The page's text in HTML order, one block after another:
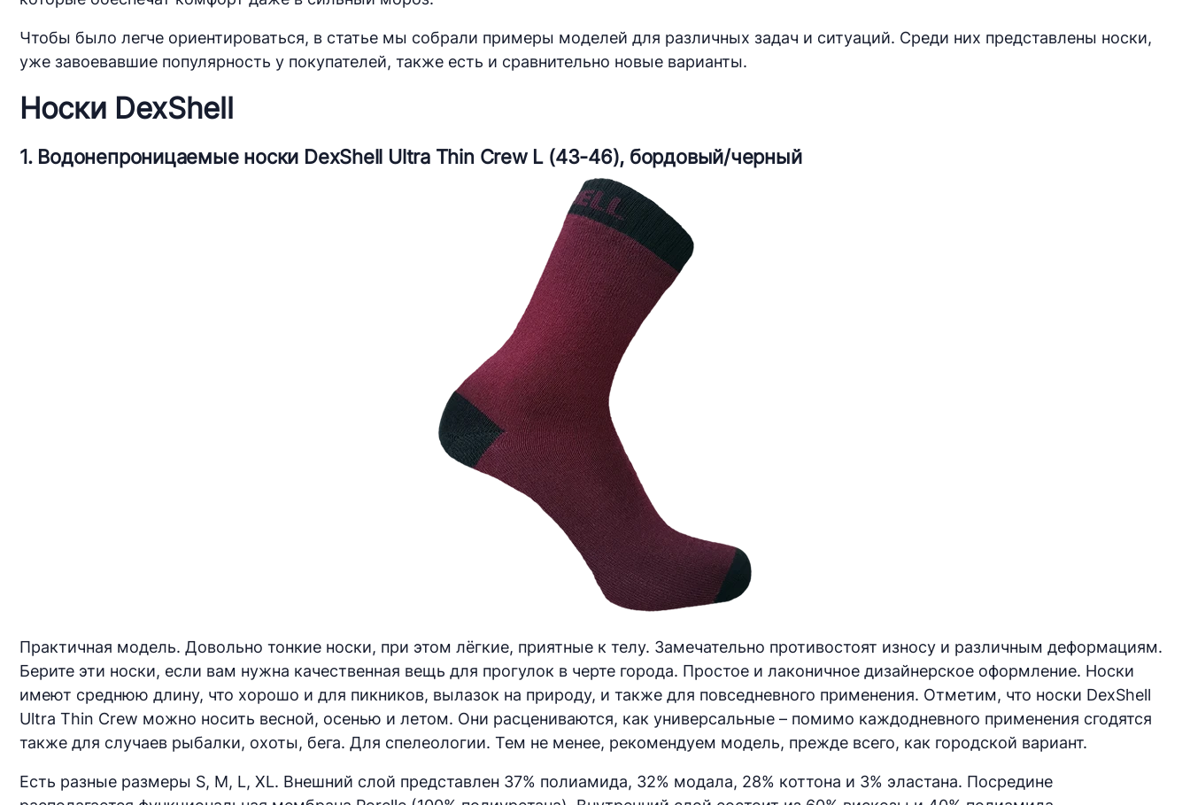
Чтобы было легче ориентироваться, в статье мы собрали примеры моделей для различных задач и ситуаций. Среди них представлены носки,
уже завоевавшие популярность у покупателей, также есть и сравнительно новые варианты.
Носки DexShell
1. Водонепроницаемые носки DexShell Ultra Thin Crew L (43-46), бордовый/черный
Практичная модель. Довольно тонкие носки, при этом лёгкие, приятные к телу. Замечательно противостоят износу и различным деформациям.
Берите эти носки, если вам нужна качественная вещь для прогулок в черте города. Простое и лаконичное дизайнерское оформление. Носки
имеют среднюю длину, что хорошо и для пикников, вылазок на природу, и также для повседневного применения. Отметим, что носки DexShell
Ultra Thin Crew можно носить весной, осенью и летом. Они расцениваются, как универсальные – помимо каждодневного применения сгодятся
также для случаев рыбалки, охоты, бега. Для спелеологии. Тем не менее, рекомендуем модель, прежде всего, как городской вариант.
Есть разные размеры S, M, L, XL. Внешний слой представлен 37% полиамида, 32% модала, 28% коттона и 3% эластана. Посредине